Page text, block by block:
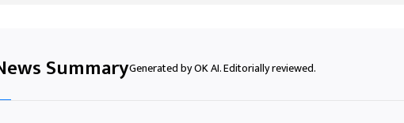
SummaryGenerated by OK AI. Editorially reviewed.